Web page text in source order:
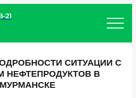
21
СИТУАЦИИ С
НЕФТЕПРОДУКТОВ В
МУРМАНСКЕ